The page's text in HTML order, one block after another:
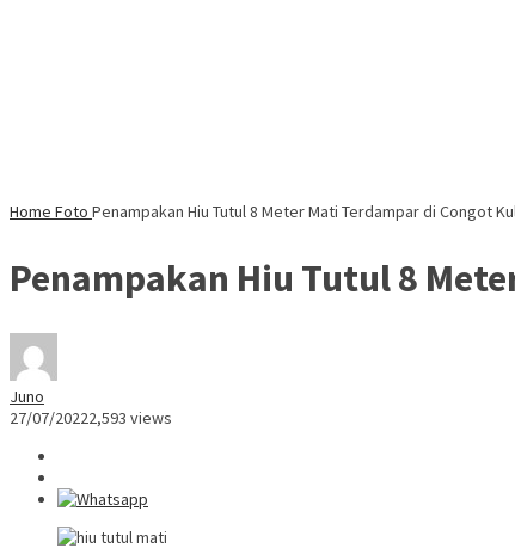
Home Foto Penampakan Hiu Tutul 8 Meter Mati Terdampar di Congot
Penampakan Hiu Tutul 8
Juno
27/07/20222,593 views